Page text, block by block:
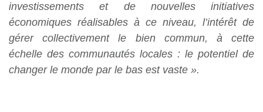
investissements et de nouvelles initiatives
économiques réalisables à ce niveau, l’intérêt de
gérer collectivement le bien commun, à cette
échelle des communautés locales : le potentiel de
changer le monde par le bas est vaste ».